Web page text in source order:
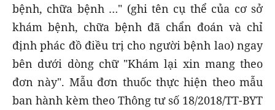
bệnh, chữa bệnh …" (ghi tên cụ thể của cơ sở
khám bệnh, chữa bệnh đã chẩn đoán và chỉ
định phác đồ điều trị cho người bệnh lao) ngay
bên dưới dòng chữ "Khám lại xin mang theo
đơn này". Mẫu đơn thuốc thực hiện theo mẫu
ban hành kèm theo Thông tư số 18/2018/TT-BYT